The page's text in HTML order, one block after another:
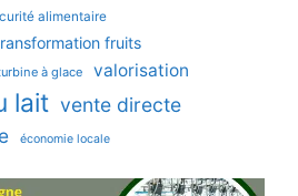
alimentaire
fruits
à glace valorisation
lait vente directe
économie locale